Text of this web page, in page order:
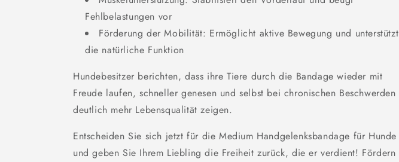
Fehlbelastungen vor
Förderung der Mobilität: Ermöglicht aktive Bewegung und unterstützt
die natürliche Funktion
Hundebesitzer berichten, dass ihre Tiere durch die Bandage wieder mit
Freude laufen, schneller genesen und selbst bei chronischen Beschwerden
deutlich mehr Lebensqualität zeigen.
Entscheiden Sie sich jetzt für die Medium Handgelenksbandage für Hunde
und geben Sie Ihrem Liebling die Freiheit zurück, die er verdient! Fördern